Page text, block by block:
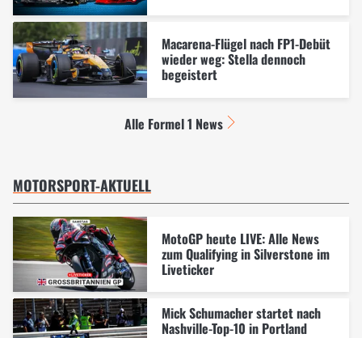
Macarena-Flügel nach FP1-Debüt
wieder weg: Stella dennoch
begeistert
Alle Formel 1 News
MOTORSPORT-AKTUELL
MotoGP heute LIVE: Alle News
zum Qualifying in Silverstone im
Liveticker
Mick Schumacher startet nach
Nashville-Top-10 in Portland